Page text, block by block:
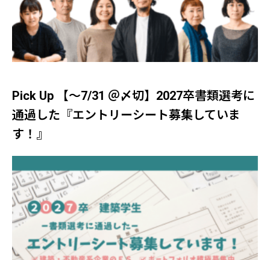
Pick Up 【～7/31 ＠〆切】2027卒書類選考に
通過した『エントリーシート募集していま
す！』